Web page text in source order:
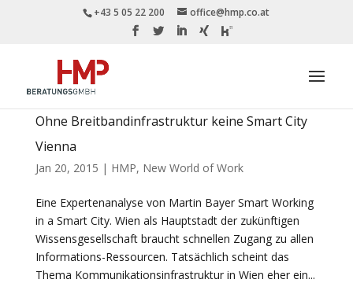
+43 5 05 22 200 office@hmp.co.at
Ohne Breitbandinfrastruktur keine Smart City
Vienna
Jan 20, 2015 | HMP, New World of Work
Eine Expertenanalyse von Martin Bayer Smart Working
in a Smart City. Wien als Hauptstadt der zukünftigen
Wissensgesellschaft braucht schnellen Zugang zu allen
Informations-Ressourcen. Tatsächlich scheint das
Thema Kommunikationsinfrastruktur in Wien eher ein...